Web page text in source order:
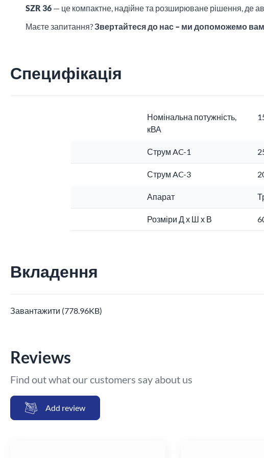
SZR 36 — це компактне, надійне та розширюване рішення, де
Маєте запитання?Звертайтеся до нас – ми допоможемо
Специфікація
Номінальна потужність,
кВА
Струм AC-1
Струм AC-3
Апарат
Розміри Д х Ш х В
Вкладення
Завантажити (778.96KB)
Reviews
Find out what our customers say about us
Add review